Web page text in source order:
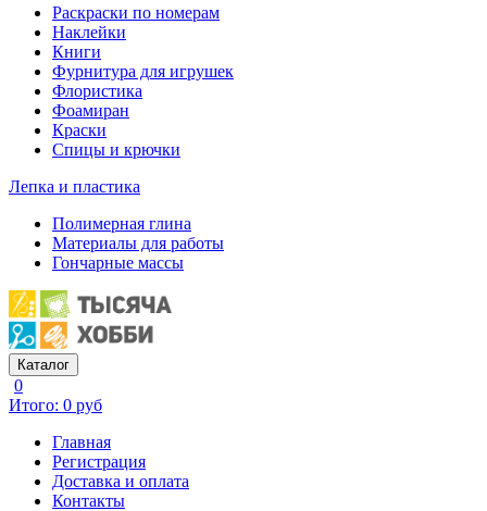
Раскраски по номерам
Наклейки
Книги
Фурнитура для игрушек
Флористика
Фоамиран
Краски
Спицы и крючки
Лепка и пластика
Полимерная глина
Материалы для работы
Гончарные массы
Каталог
0
Итого: 0 руб
Главная
Регистрация
Доставка и оплата
Контакты